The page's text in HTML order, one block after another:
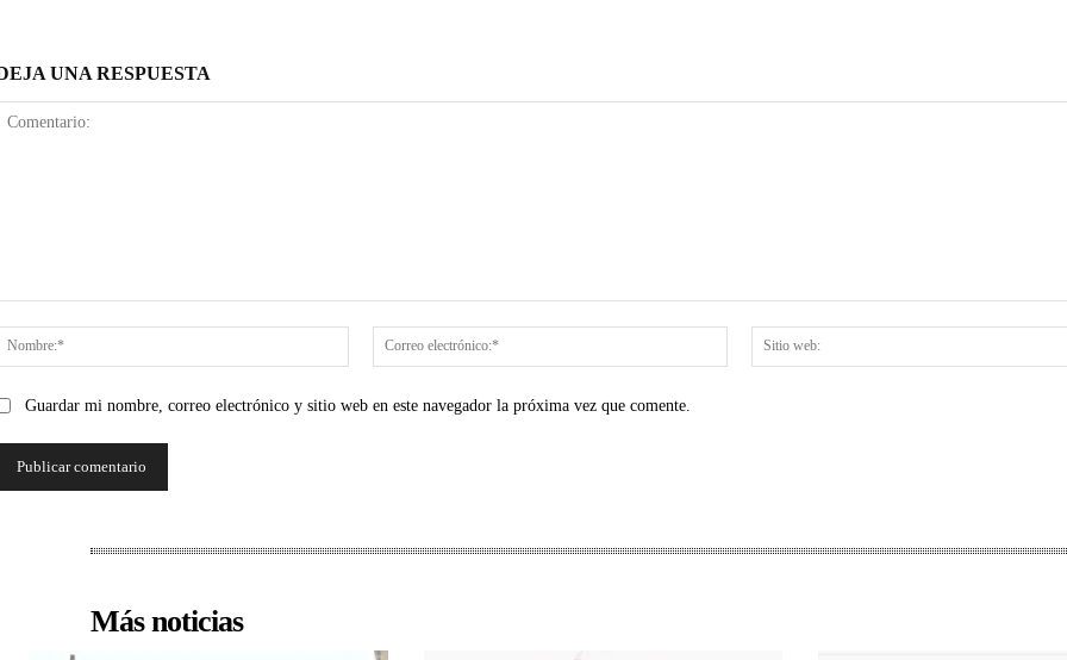
UNA RESPUESTA
Nombre:*
Correo
electrónico:*
Guardar mi nombre, correo electrónico y sitio web en este navegador la próxima vez que comente.
Más noticias